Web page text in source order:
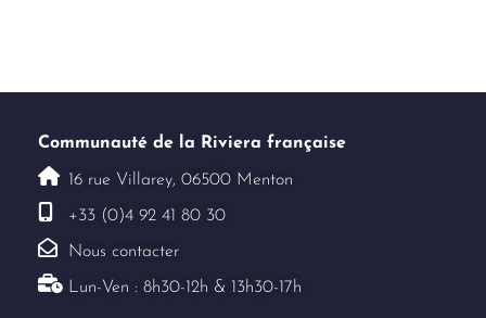
Communauté de la Riviera française
16 rue Villarey, 06500 Menton
+33 (0)4 92 41 80 30
Nous contacter
Lun-Ven : 8h30-12h & 13h30-17h